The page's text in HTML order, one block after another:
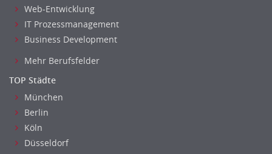
Web-Entwicklung
IT Prozessmanagement
Business Development
Mehr Berufsfelder
TOP Städte
München
Berlin
Köln
Düsseldorf